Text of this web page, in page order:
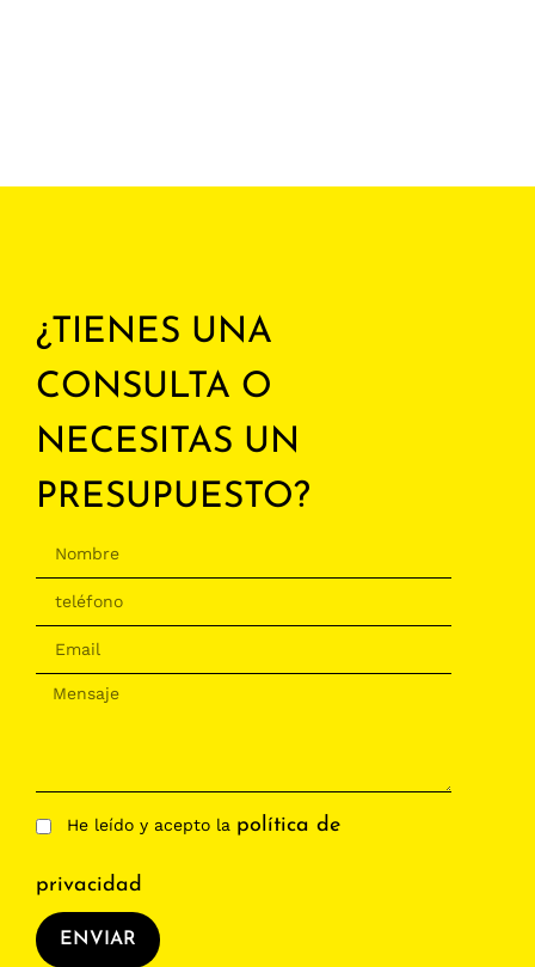
¿TIENES UNA
CONSULTA O
NECESITAS UN
PRESUPUESTO?
He leído y acepto la política de
privacidad
ENVIAR